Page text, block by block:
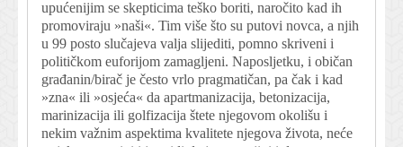
upućenijim se skepticima teško boriti, naročito kad ih
promoviraju »naši«. Tim više što su putovi novca, a njih
u 99 posto slučajeva valja slijediti, pomno skriveni i
političkom euforijom zamagljeni. Naposljetku, i običan
građanin/birač je često vrlo pragmatičan, pa čak i kad
»zna« ili »osjeća« da apartmanizacija, betonizacija,
marinizacija ili golfizacija štete njegovom okolišu i
nekim važnim aspektima kvalitete njegova života, neće